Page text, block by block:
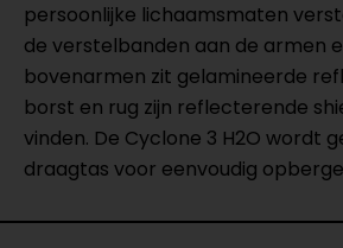
persoonlijke lichaamsmaten
de verstelbanden aan de armen
bovenarmen zit gelamineerde
borst en rug zijn reflecterende
vinden. De Cyclone 3 H2O wordt
draagtas voor eenvoudig